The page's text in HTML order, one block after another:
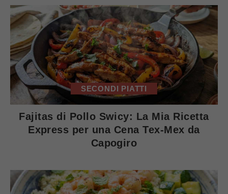
SECONDI PIATTI
Fajitas di Pollo Swicy: La Mia Ricetta
Express per una Cena Tex-Mex da
Capogiro